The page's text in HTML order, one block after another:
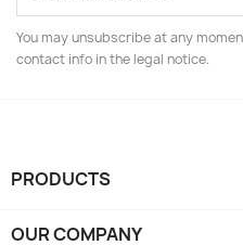
You may unsubscribe at any
contact info in the legal notice.
PRODUCTS
OUR COMPANY